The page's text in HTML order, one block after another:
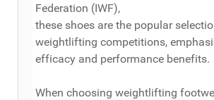
Federation (IWF),
these shoes are the popular
weightlifting competitions,
efficacy and performance benefits.
When choosing weightlifting